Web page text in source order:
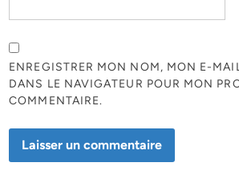
ENREGISTRER MON NOM, MON E-
DANS LE NAVIGATEUR POUR MON
COMMENTAIRE.